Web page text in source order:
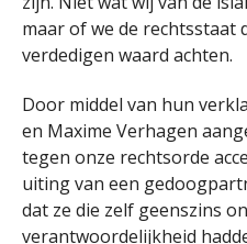
maar of we de rechtsstaat
verdedigen waard achten.
Door middel van hun
en Maxime Verhagen
tegen onze rechtsorde
uiting van een
dat ze die zelf geenszins
verantwoordelijkheid